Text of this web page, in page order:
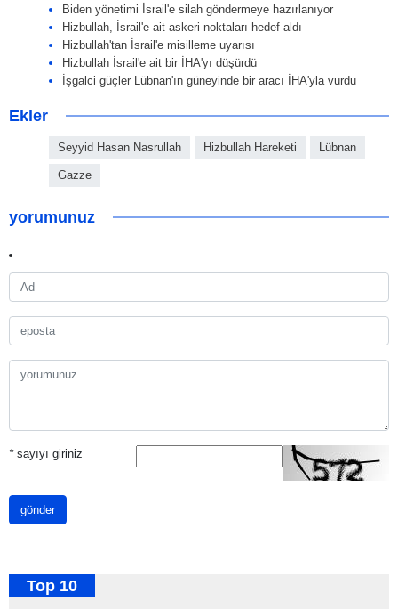
Biden yönetimi İsrail'e silah göndermeye hazırlanıyor
Hizbullah, İsrail'e ait askeri noktaları hedef aldı
Hizbullah'tan İsrail'e misilleme uyarısı
Hizbullah İsrail'e ait bir İHA'yı düşürdü
İşgalci güçler Lübnan'ın güneyinde bir aracı İHA'yla vurdu
Ekler
Seyyid Hasan Nasrullah Hizbullah Hareketi Lübnan
Gazze
yorumunuz
*sayıyı giriniz
gönder
Top 10